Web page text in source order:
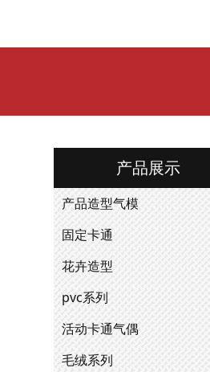
产品展示
产品造型气模
固定卡通
花卉造型
pvc系列
活动卡通气偶
毛绒系列